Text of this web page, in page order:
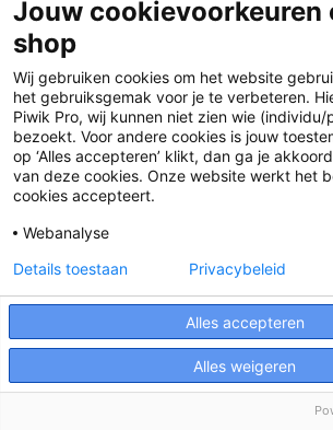
Disclaimer
Algemene voorwaarden
Cookies
Responsible Disclosure Statement
Jouw cookievoorkeuren
shop
Wij gebruiken cookies om het website
het gebruiksgemak voor je te verbeteren.
Piwik Pro, wij kunnen niet zien wie
bezoekt. Voor andere cookies is jouw
op ‘Alles accepteren’ klikt, dan ga je
van deze cookies. Onze website werkt het
cookies accepteert.
Webanalyse
Alles accepteren
Alles weigeren
Details toestaan Privacybeleid